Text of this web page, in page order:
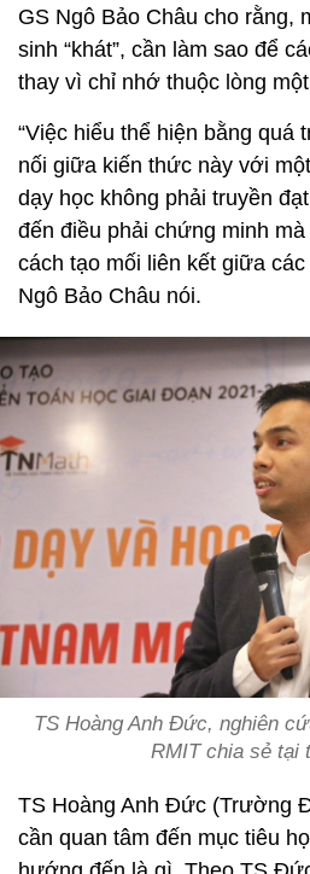
GS Ngô Bảo Châu cho rằng,
sinh “khát”, cần làm sao để
thay vì chỉ nhớ thuộc lòng
“Việc hiểu thể hiện bằng quá
nối giữa kiến thức này với
dạy học không phải truyền
đến điều phải chứng minh
cách tạo mối liên kết giữa
Ngô Bảo Châu nói.
TS Hoàng Anh Đức, nghiên
RMIT chia sẻ tại
TS Hoàng Anh Đức (Trường
cần quan tâm đến mục tiêu